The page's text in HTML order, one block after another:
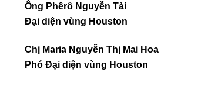
Ông Phêrô Nguyễn Tài
Đại diện vùng Houston
Chị Maria Nguyễn Thị Mai Hoa
Phó Đại diện vùng Houston